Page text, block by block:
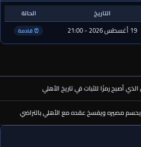
التاريخ
الحالة
19 أغسطس 2026 - 21:00 ⏰ قادمة
أصبح رمزًا للثبات في تاريخ الأهلي
مصيره ويفسخ عقده مع الأهلي بالتراضي